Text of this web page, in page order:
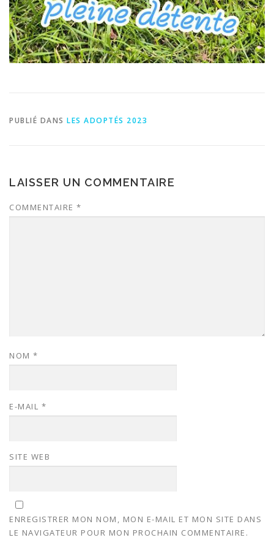
PUBLIÉ DANS LES ADOPTÉS 2023
LAISSER UN COMMENTAIRE
COMMENTAIRE *
NOM *
E-MAIL *
SITE WEB
ENREGISTRER MON NOM, MON E-MAIL ET MON SITE DANS
LE NAVIGATEUR POUR MON PROCHAIN COMMENTAIRE.